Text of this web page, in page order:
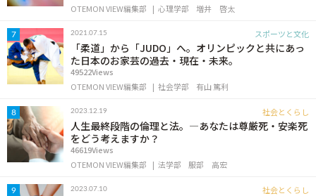
OTEMON VIEW編集部
心理学部 増井 啓太
7 2021.07.15 スポーツと文化
「柔道」から「JUDO」へ。オリンピックと共にあっ
た日本のお家芸の過去・現在・未来。
49522Views
OTEMON VIEW編集部
社会学部 有山 篤利
8 2023.12.19 社会とくらし
人生最終段階の倫理と法。―あなたは尊厳死・安楽死
をどう考えますか？
46619Views
OTEMON VIEW編集部
法学部 服部 高宏
9 2023.07.10 社会とくらし